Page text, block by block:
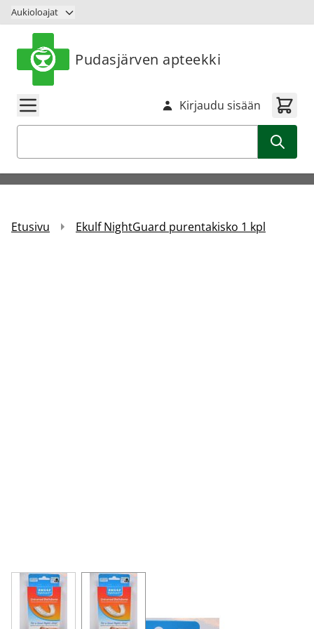
Siirry sisältöön
Aukioloajat
Pudasjärven apteekki
Kirjaudu sisään
Etusivu Ekulf NightGuard purentakisko 1 kpl
View larger imageView larger image